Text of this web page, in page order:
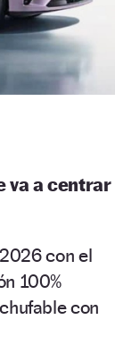
va a centrar
con el
100%
con